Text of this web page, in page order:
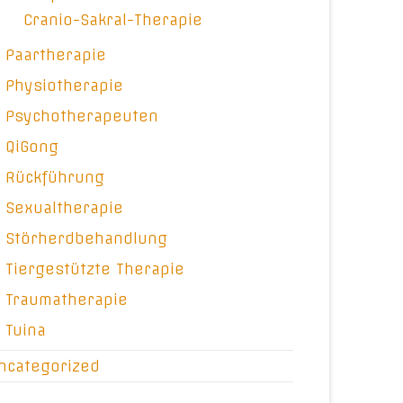
Cranio-Sakral-Therapie
Paartherapie
Physiotherapie
Psychotherapeuten
QiGong
Rückführung
Sexualtherapie
Störherdbehandlung
Tiergestützte Therapie
Traumatherapie
Tuina